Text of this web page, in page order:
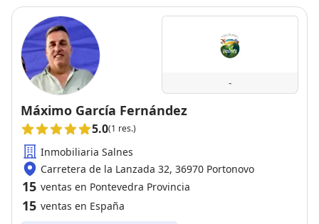
-
Máximo García Fernández
5.0(1 res.)
Inmobiliaria Salnes
Carretera de la Lanzada 32, 36970 Portonovo
15 ventas en Pontevedra Provincia
15 ventas en España